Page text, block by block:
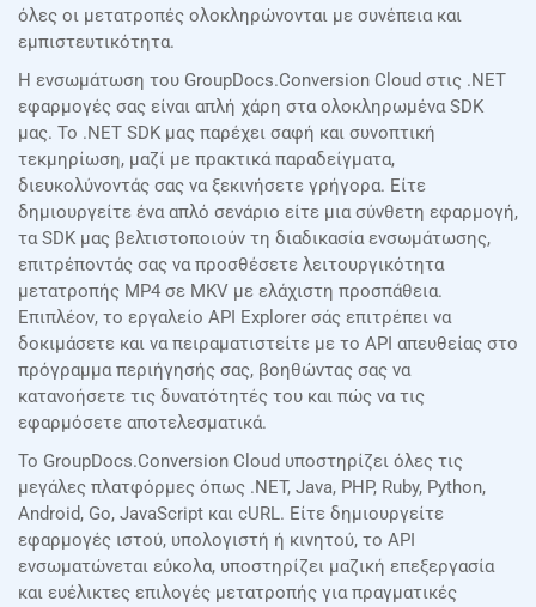
όλες οι μετατροπές ολοκληρώνονται με συνέπεια και
εμπιστευτικότητα.
Η ενσωμάτωση του GroupDocs.Conversion Cloud στις .NET
εφαρμογές σας είναι απλή χάρη στα ολοκληρωμένα SDK
μας. Το .NET SDK μας παρέχει σαφή και συνοπτική
τεκμηρίωση, μαζί με πρακτικά παραδείγματα,
διευκολύνοντάς σας να ξεκινήσετε γρήγορα. Είτε
δημιουργείτε ένα απλό σενάριο είτε μια σύνθετη εφαρμογή,
τα SDK μας βελτιστοποιούν τη διαδικασία ενσωμάτωσης,
επιτρέποντάς σας να προσθέσετε λειτουργικότητα
μετατροπής MP4 σε MKV με ελάχιστη προσπάθεια.
Επιπλέον, το εργαλείο API Explorer σάς επιτρέπει να
δοκιμάσετε και να πειραματιστείτε με το API απευθείας στο
πρόγραμμα περιήγησής σας, βοηθώντας σας να
κατανοήσετε τις δυνατότητές του και πώς να τις
εφαρμόσετε αποτελεσματικά.
Το GroupDocs.Conversion Cloud υποστηρίζει όλες τις
μεγάλες πλατφόρμες όπως .NET, Java, PHP, Ruby, Python,
Android, Go, JavaScript και cURL. Είτε δημιουργείτε
εφαρμογές ιστού, υπολογιστή ή κινητού, το API
ενσωματώνεται εύκολα, υποστηρίζει μαζική επεξεργασία
και ευέλικτες επιλογές μετατροπής για πραγματικές